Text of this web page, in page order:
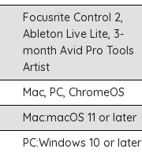
Focusrite Control 2,
Ableton Live Lite, 3-
month Avid Pro Tools
Artist
Mac, PC, ChromeOS
Mac:macOS 11 or later
PC:Windows 10 or later